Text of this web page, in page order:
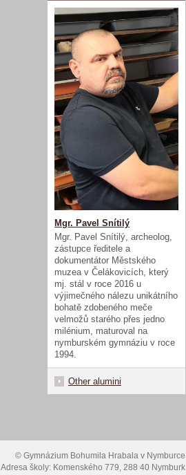
Mgr. Pavel Snítilý
Mgr. Pavel Snítilý, archeolog,
zástupce ředitele a
dokumentátor Městského
muzea v Čelákovicích, který
mj. stál v roce 2016 u
výjimečného nálezu unikátního
bohatě zdobeného meče
velmožů starého přes jedno
milénium, maturoval na
nymburském gymnáziu v roce
1994.
Other alumini
© Gymnázium Bohumila Hrabala v Nymburce
Adresa školy: Komenského 779, 288 40 Nymburk